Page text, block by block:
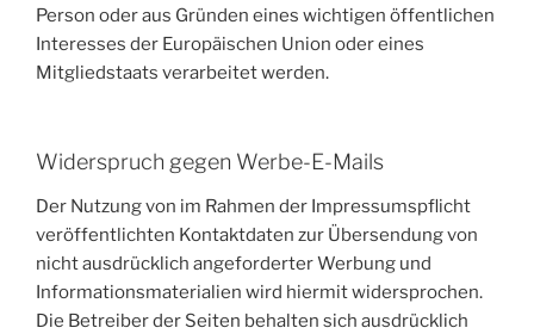
Person oder aus Gründen eines wichtigen öffentlichen
Interesses der Europäischen Union oder eines
Mitgliedstaats verarbeitet werden.
Widerspruch gegen Werbe-E-Mails
Der Nutzung von im Rahmen der Impressumspflicht
veröffentlichten Kontaktdaten zur Übersendung von
nicht ausdrücklich angeforderter Werbung und
Informationsmaterialien wird hiermit widersprochen.
Die Betreiber der Seiten behalten sich ausdrücklich